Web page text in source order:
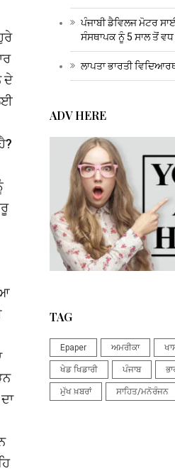
ਦੇ
ਪੰਜਾਬੀ ਡੈਵਿਲਜ ਮੋਟਰ
ਸੰਸਥਾਪਕ ਨੂੰ 5 ਸਾਲ ਤੋਂ
ਲਾਪਤਾ ਭਾਰਤੀ
ADV HERE
TAG
Epaper ਅਮਰੀਕਾ
ਖੇਡ ਖਿਡਾਰੀ ਪੰਜਾਬ
ਮੁੱਖ ਖ਼ਬਰਾਂ ਸਾਹਿਤ/ਮਨੋਰੰਜਨ